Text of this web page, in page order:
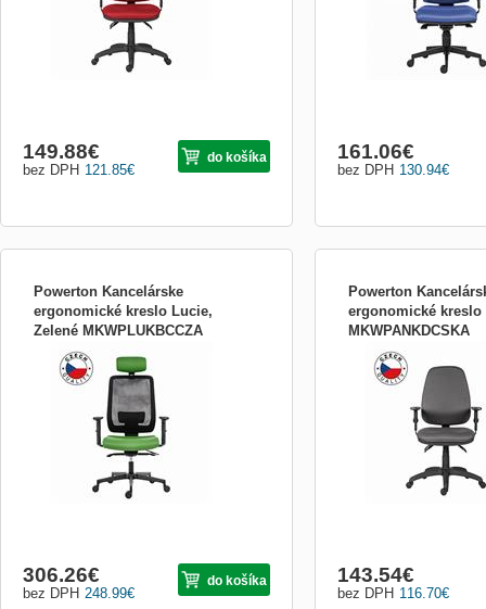
121.85€
bez DPH
149.88€ do košíka
130.94€
bez DPH
161.06€
Powerton Kancelárske
ergonomické kreslo Lucie,
Zelené MKWPLUKBCCZA
Ergonomické kreslo Powerton LUCIE je
skvelou voľbou pre tých, ktorí chcú zlepšiť
svoje sedenie. Toto ergonomické kreslo
poskytuje správnu podporu chrbtice a
bedier, čo pomáha znižovať tlak na
chrbtové svaly a na chrbát...
248.99€
bez DPH
306.26€ do košíka
Powerton
ergonomické kreslo
MKWPANKDCSKA
Ergonomické kreslo
moderné a pohodlné
navrhnuté s ohľadom na
pohodlie používateľov.
prednosťou je
umožňuje správnu
116.70€
bez DPH
143.54€